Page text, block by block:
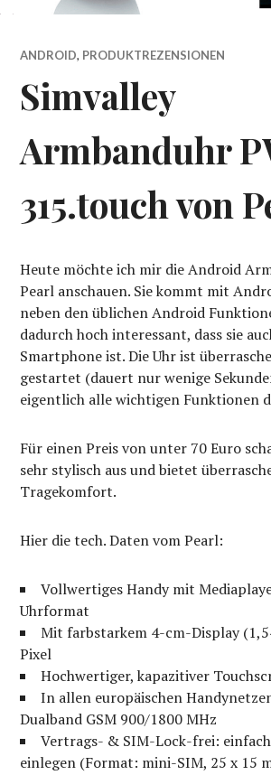
ANDROID, PRODUKTREZENSIONEN
Simvalley
Armbanduhr
315.touch von
Heute möchte ich mir die Android
Pearl anschauen. Sie kommt mit
neben den üblichen Android
dadurch hoch interessant, dass sie
Smartphone ist. Die Uhr ist
gestartet (dauert nur wenige
eigentlich alle wichtigen Funktionen
Für einen Preis von unter 70 Euro
sehr stylisch aus und bietet
Tragekomfort.
Hier die tech. Daten vom Pearl:
Vollwertiges Handy mit
Uhrformat
Mit farbstarkem 4-cm-Display
Pixel
Hochwertiger, kapazitiver
In allen europäischen
Dualband GSM 900/1800 MHz
Vertrags- & SIM-Lock-frei:
einlegen (Format: mini-SIM, 25 x 15